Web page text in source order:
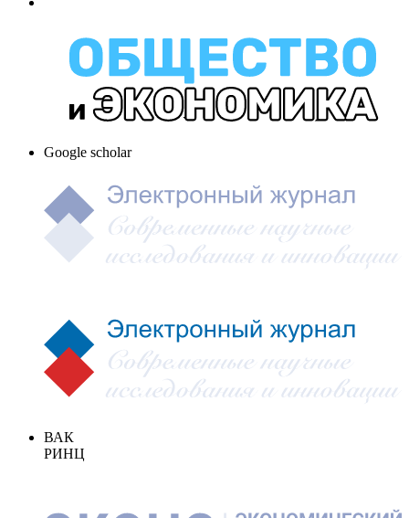
Google scholar
ВАК
РИНЦ